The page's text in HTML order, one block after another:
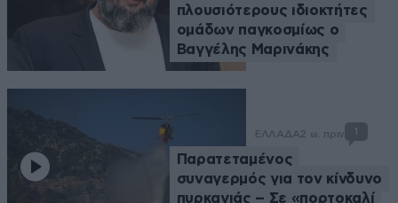
πλουσιότερους ιδιοκτήτες
ομάδων παγκοσμίως ο
Βαγγέλης Μαρινάκης
ΕΛΛΑΔΑ2 ω. πριν 1
Παρατεταμένος
συναγερμός για τον κίνδυνο
πυρκαγιάς – Σε «πορτοκαλί